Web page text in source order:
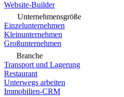
Website-Builder
Unternehmensgröße
Einzelunternehmen
Kleinunternehmen
Großunternehmen
Branche
Transport und Lagerung
Restaurant
Unterwegs arbeiten
Immobilien-CRM